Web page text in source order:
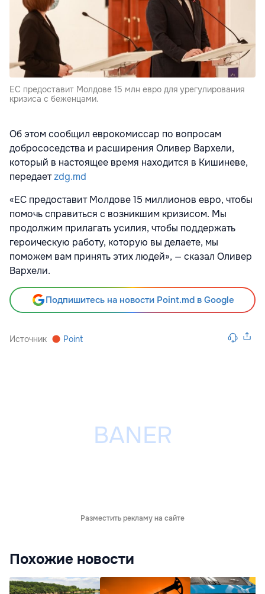
ЕС предоставит Молдове 15 млн евро для урегулирования
кризиса с беженцами.
Об этом сообщил еврокомиссар по вопросам
добрососедства и расширения Оливер Вархели,
который в настоящее время находится в Кишиневе,
передаетzdg.md
«ЕС предоставит Молдове 15 миллионов евро, чтобы
помочь справиться с возникшим кризисом. Мы
продолжим прилагать усилия, чтобы поддержать
героическую работу, которую вы делаете, мы
поможем вам принять этих людей», — сказал Оливер
Вархели.
Подпишитесь на новости Point.md в Google
Источник Point
Разместить рекламу на сайте
Похожие новости